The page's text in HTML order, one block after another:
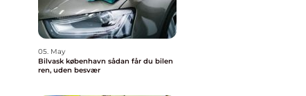
05. May
Bilvask københavn sådan får du bilen
ren, uden besvær